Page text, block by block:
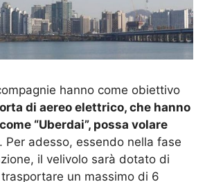
hanno come obiettivo
di aereo elettrico, che hanno
“Uberdai”, possa volare
. Per adesso, essendo nella fase
il velivolo sarà dotato di
un massimo di 6